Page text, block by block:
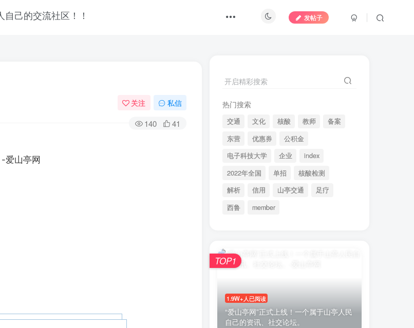
发帖子
关注 私信
140 41
开启精彩搜索
热门搜索
交通 文化 核酸 教师
备案
东营
优惠券
公积金
电子科技大学
企业
index
2022年全国
单招
核酸检测
解析
信用 山亭交通
足疗
西鲁
member
1.9W+人已阅读
“爱山亭网”正式上线！一个属于山亭人民
自己的资讯、社交论坛。
TOP1